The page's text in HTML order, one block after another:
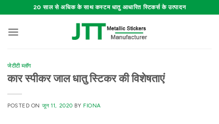
to
content
20 साल से अधिक के साथ कस्टम धातु आधारित स्टिकर्स के उत्पादन
जेटीटी ब्लॉग
कार स्पीकर जाल धातु स्टिकर की विशेषताएं
POSTED ON जून 11, 2020 BY FIONA